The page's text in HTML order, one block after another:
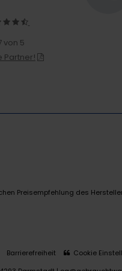
von 5
Partner!
Preisempfehlung des
Barrierefreiheit
Cookie